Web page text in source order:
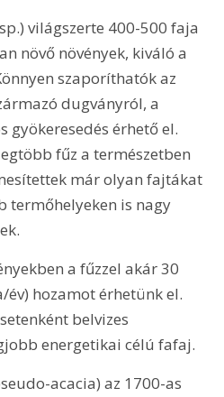
világszerte 400-500 faja
növő növények, kiváló a
szaporíthatók az
dugványról, a
gyökeresedés érhető el.
fűz a természetben
már olyan fajtákat
termőhelyeken is nagy
a fűzzel akár 30
év) hozamot érhetünk el.
belvizes
energetikai célú fafaj.
acacia) az 1700-as